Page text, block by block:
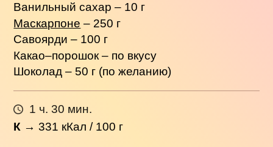
Ванильный сахар – 10 г
Маскарпоне – 250 г
Савоярди – 100 г
Какао–порошок – по вкусу
Шоколад – 50 г (по желанию)
1 ч. 30 мин.
К →331 кКал / 100 г